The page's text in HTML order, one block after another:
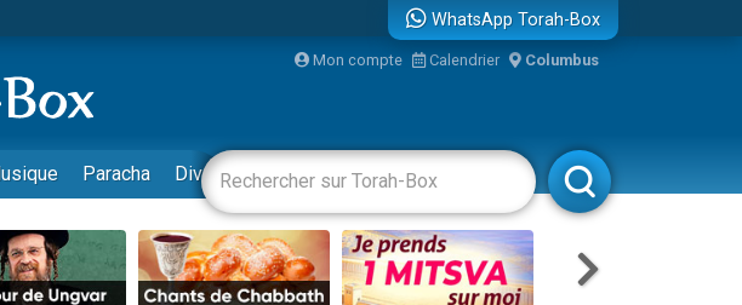
Pour les Enfants
un appartement insalubre
WhatsApp Torah-Box
Mon compte Calendrier Columbus
Paracha Divertissements Livres Rabbanim